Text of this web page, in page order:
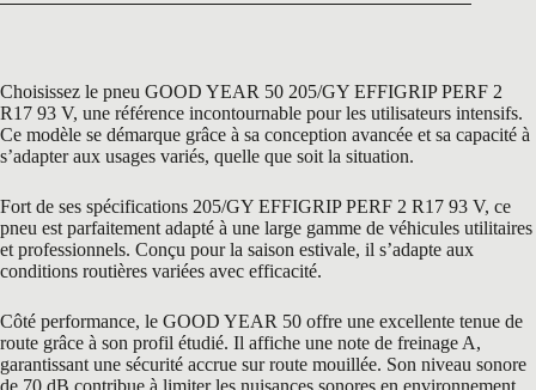
Choisissez le pneu GOOD YEAR 50 205/GY EFFIGRIP PERF 2
R17 93 V, une référence incontournable pour les utilisateurs intensifs.
Ce modèle se démarque grâce à sa conception avancée et sa capacité à
s’adapter aux usages variés, quelle que soit la situation.
Fort de ses spécifications 205/GY EFFIGRIP PERF 2 R17 93 V, ce
pneu est parfaitement adapté à une large gamme de véhicules utilitaires
et professionnels. Conçu pour la saison estivale, il s’adapte aux
conditions routières variées avec efficacité.
Côté performance, le GOOD YEAR 50 offre une excellente tenue de
route grâce à son profil étudié. Il affiche une note de freinage A,
garantissant une sécurité accrue sur route mouillée. Son niveau sonore